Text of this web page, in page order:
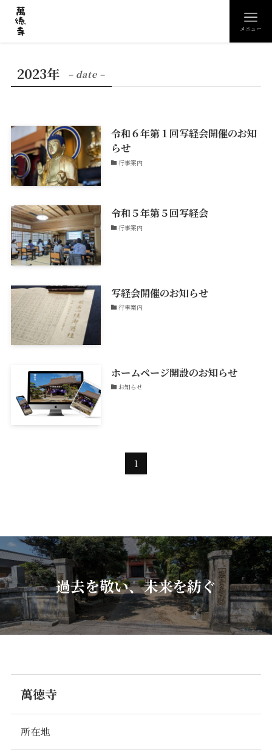
メニュー
2023年 – date –
令和６年第１回写経会開催のお知
らせ
行事案内
令和５年第５回写経会
行事案内
写経会開催のお知らせ
行事案内
ホームページ開設のお知らせ
お知らせ
1
過去を敬い、未来を紡ぐ
萬徳寺
所在地